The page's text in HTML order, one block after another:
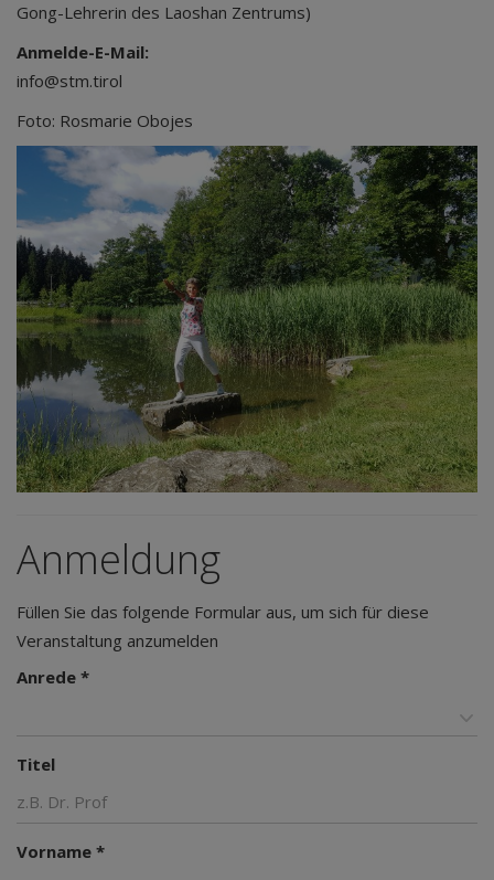
Gong-Lehrerin des Laoshan Zentrums)
Anmelde-E-Mail:
info@stm.tirol
Foto: Rosmarie Obojes
Anmeldung
Füllen Sie das folgende Formular aus, um sich für diese
Veranstaltung anzumelden
Anrede *
Titel
Vorname *